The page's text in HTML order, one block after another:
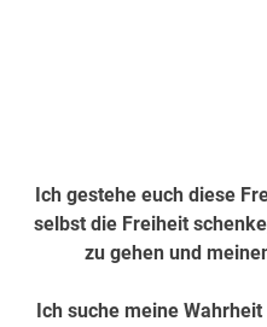
Ich gestehe euch diese
selbst die Freiheit
zu gehen und
Ich suche meine